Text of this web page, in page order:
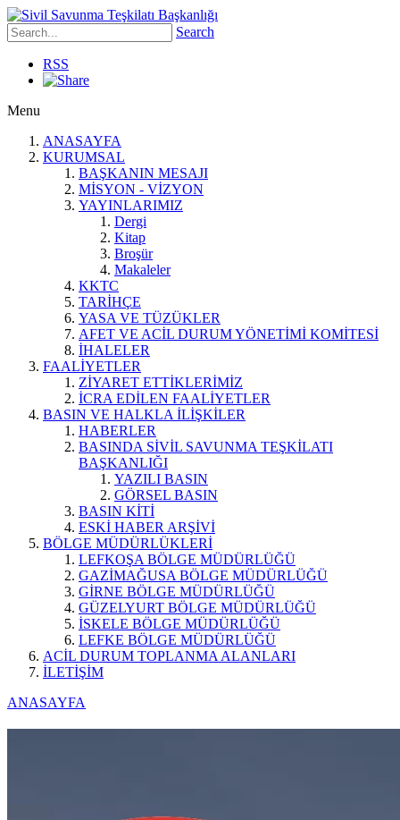
Search
RSS
Menu
ANASAYFA
KURUMSAL
BAŞKANIN MESAJI
MİSYON - VİZYON
YAYINLARIMIZ
Dergi
Kitap
Broşür
Makaleler
KKTC
TARİHÇE
YASA VE TÜZÜKLER
AFET VE ACİL DURUM YÖNETİMİ KOMİTESİ
İHALELER
FAALİYETLER
ZİYARET ETTİKLERİMİZ
İCRA EDİLEN FAALİYETLER
BASIN VE HALKLA İLİŞKİLER
HABERLER
BASINDA SİVİL SAVUNMA TEŞKİLATI
BAŞKANLIĞI
YAZILI BASIN
GÖRSEL BASIN
BASIN KİTİ
ESKİ HABER ARŞİVİ
BÖLGE MÜDÜRLÜKLERİ
LEFKOŞA BÖLGE MÜDÜRLÜĞÜ
GAZİMAĞUSA BÖLGE MÜDÜRLÜĞÜ
GİRNE BÖLGE MÜDÜRLÜĞÜ
GÜZELYURT BÖLGE MÜDÜRLÜĞÜ
İSKELE BÖLGE MÜDÜRLÜĞÜ
LEFKE BÖLGE MÜDÜRLÜĞÜ
ACİL DURUM TOPLANMA ALANLARI
İLETİŞİM
ANASAYFA